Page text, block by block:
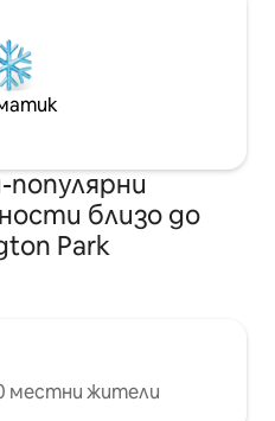
популярни
близо до
Park
местни жители